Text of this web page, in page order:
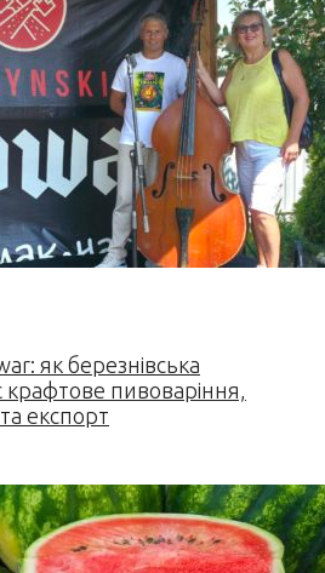
як березнівська
пивоваріння,
експорт